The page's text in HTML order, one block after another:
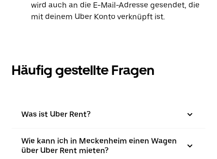
wird auch an die E-Mail-Adresse gesendet, die
mit deinem Uber Konto verknüpft ist.
Häufig gestellte Fragen
Was ist Uber Rent?
Wie kann ich in Meckenheim einen Wagen
über Uber Rent mieten?